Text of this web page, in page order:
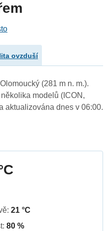
ovzduší
(281 m n. m.).
modelů (ICON,
aktualizována dnes v 06:00.
21 °C
80 %